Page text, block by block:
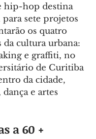
hip-hop destina
sete projetos
os quatro
cultura urbana:
e graffiti, no
de Curitiba
da cidade,
e artes
a 60 +